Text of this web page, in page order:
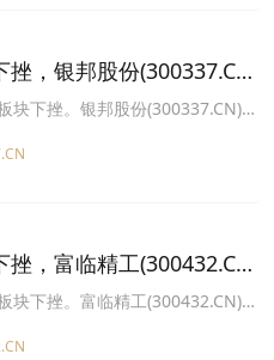
挫，银邦股份(300337.CN)
下挫。银邦股份(300337.CN)跌
，飞荣达(300602.CN)跌2.49%
报18.07元，科创新源
挫，富临精工(300432.CN)
下挫。富临精工(300432.CN)跌
泰新材(301238.CN)跌1.97%报